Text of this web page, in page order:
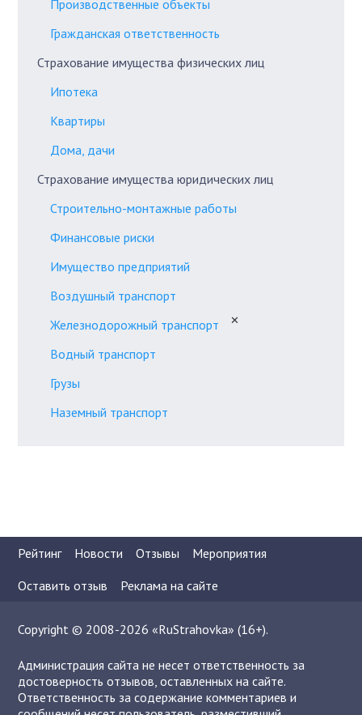
Производственные объекты
Гражданская ответственность
Страхование имущества физических лиц
Ипотека
Квартиры
Дома, дачи
Страхование имущества юридических лиц
Строительно-монтажные работы
Финансовые риски
Имущество предприятий
Воздушный транспорт
Железнодорожный транспорт
✕
Водный транспорт
Грузы
Наземный транспорт
Рейтинг Новости Отзывы
Мероприятия
Оставить отзыв
Реклама на сайте
Copyright © 2008-2026 «RuStrahovka» (16+).
Администрация сайта не несет ответственность за
достоверность отзывов, оставленных на сайте.
Ответственность за содержание комментариев и